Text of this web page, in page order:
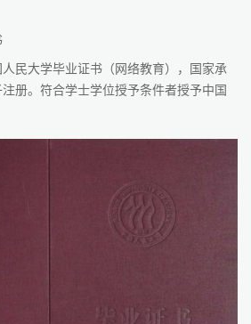
民大学毕业证书（网络教育），国家承
册。符合学士学位授予条件者授予中国